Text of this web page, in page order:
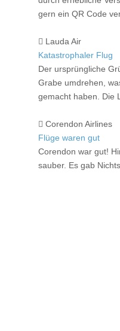
gern ein QR Code
Lauda Air
Katastrophaler Flug
Der ursprüngliche
Grabe umdrehen,
gemacht haben. Die
Corendon Airlines
Flüge waren gut
Corendon war gut!
sauber. Es gab